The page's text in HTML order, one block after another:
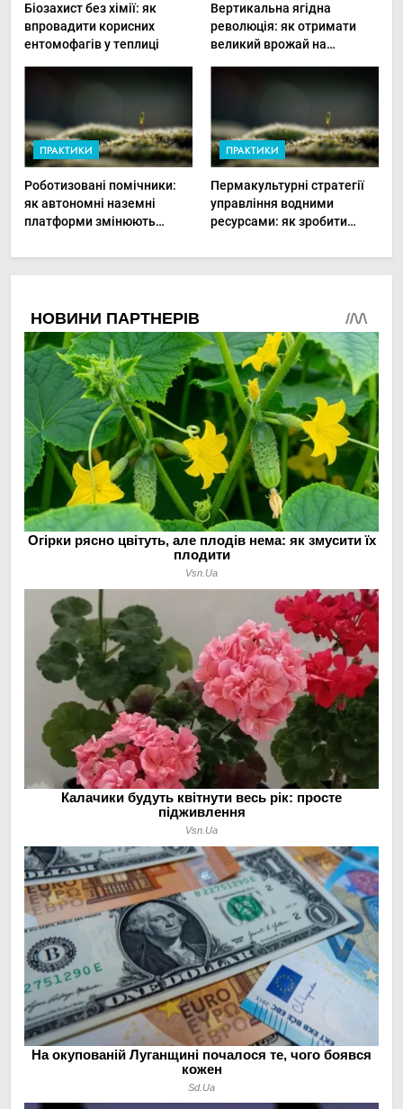
Біозахист без хімії: як
впровадити корисних
ентомофагів у теплиці
Вертикальна ягідна
революція: як отримати
великий врожай на
ПРАКТИКИ
Роботизовані помічники:
як автономні наземні
платформи змінюють
овочами
ПРАКТИКИ
Пермакультурні стратегії
управління водними
ресурсами: як зробити
до посухи